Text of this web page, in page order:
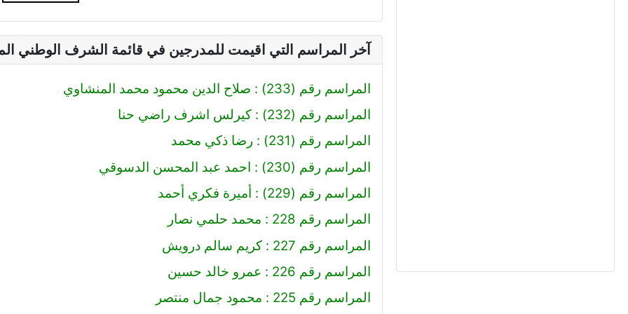
آخر المراسم التي اقيمت للمدرجين في قائمة الشرف الوطني
المراسم رقم (233) : صلاح الدين محمود محمد المنشاوي
المراسم رقم (232) : كيرلس اشرف راضي حنا
المراسم رقم (231) : رضا ذكي محمد
المراسم رقم (230) : احمد عبد المحسن الدسوقي
المراسم رقم (229) : أميرة فكري أحمد
المراسم رقم 228 : محمد حلمي نصار
المراسم رقم 227 : كريم سالم درويش
المراسم رقم 226 : عمرو خالد حسين
المراسم رقم 225 : محمود جمال منتصر